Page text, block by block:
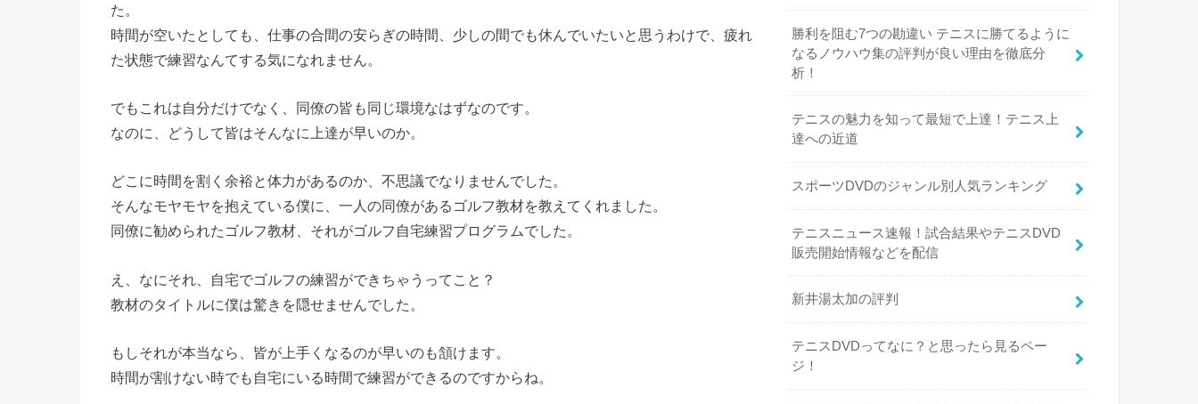
た。
時間が空いたとしても、仕事の合間の安らぎの時間、少しの間でも休んでいたいと思うわけで、疲れ
た状態で練習なんてする気になれません。
でもこれは自分だけでなく、同僚の皆も同じ環境なはずなのです。
なのに、どうして皆はそんなに上達が早いのか。
どこに時間を割く余裕と体力があるのか、不思議でなりませんでした。
そんなモヤモヤを抱えている僕に、一人の同僚があるゴルフ教材を教えてくれました。
同僚に勧められたゴルフ教材、それがゴルフ自宅練習プログラムでした。
え、なにそれ、自宅でゴルフの練習ができちゃうってこと？
教材のタイトルに僕は驚きを隠せませんでした。
もしそれが本当なら、皆が上手くなるのが早いのも頷けます。
時間が割けない時でも自宅にいる時間で練習ができるのですからね。
勝利を阻む7つの勘違い テニスに勝てるように
なるノウハウ集の評判が良い理由を徹底分
析！
テニスの魅力を知って最短で上達！テニス上
達への近道
スポーツDVDのジャンル別人気ランキング
テニスニュース速報！試合結果やテニスDVD
販売開始情報などを配信
新井湯太加の評判
テニスDVDってなに？と思ったら見るペー
ジ！